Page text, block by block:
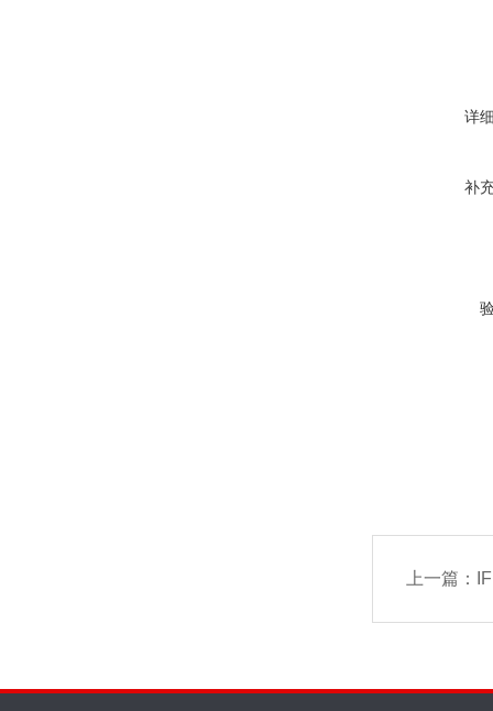
详
补
上一篇：